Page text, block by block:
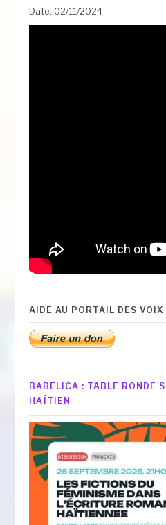
Date: 02/11/2024
AIDE AU PORTAIL DES VOIX
BABELICA : TABLE RONDE
HAÏTIEN